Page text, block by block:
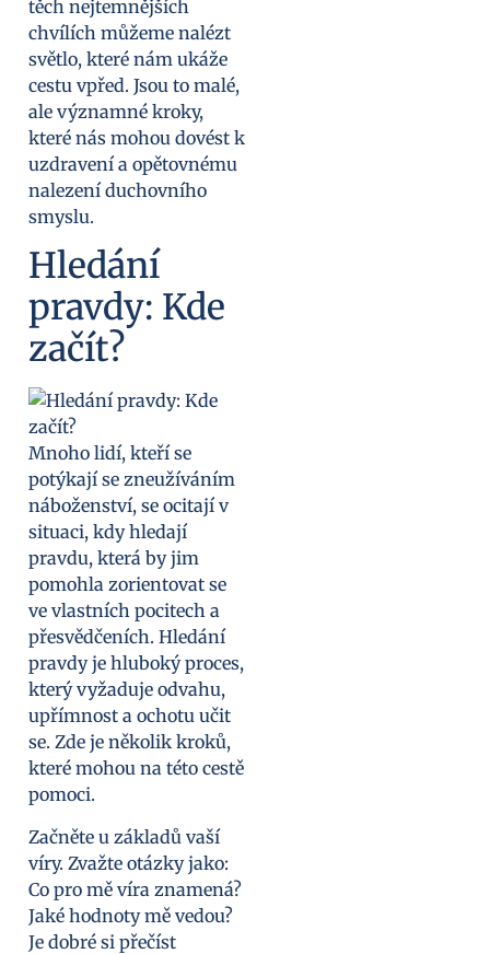
těch nejtemnějších
chvílích můžeme nalézt
světlo, které nám ukáže
cestu vpřed. Jsou to malé,
ale významné kroky,
které nás mohou dovést k
uzdravení a opětovnému
nalezení duchovního
smyslu.
Hledání
pravdy: Kde
začít?
Mnoho lidí, kteří se
potýkají se zneužíváním
náboženství, se ocitají v
situaci, kdy hledají
pravdu, která by jim
pomohla zorientovat se
ve vlastních pocitech a
přesvědčeních. Hledání
pravdy je hluboký proces,
který vyžaduje odvahu,
upřímnost a ochotu učit
se. Zde je několik kroků,
které mohou na této cestě
pomoci.
Začněte u základů vaší
víry. Zvažte otázky jako:
Co pro mě víra znamená?
Jaké hodnoty mě vedou?
Je dobré si přečíst